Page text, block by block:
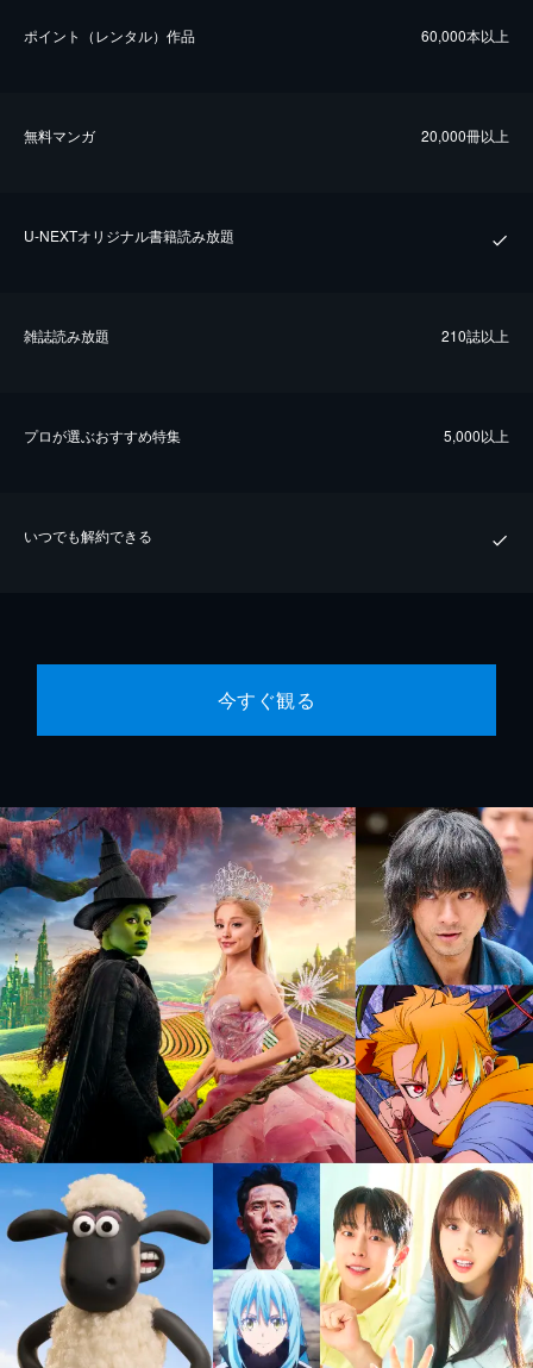
ポイント（レンタル）作品 60,000本以上
無料マンガ 20,000冊以上
U-NEXTオリジナル書籍読み放題
雑誌読み放題 210誌以上
プロが選ぶおすすめ特集 5,000以上
いつでも解約できる
今すぐ観る